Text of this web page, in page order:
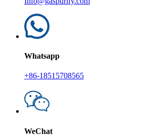
Whatsapp
+86-18515708565
WeChat